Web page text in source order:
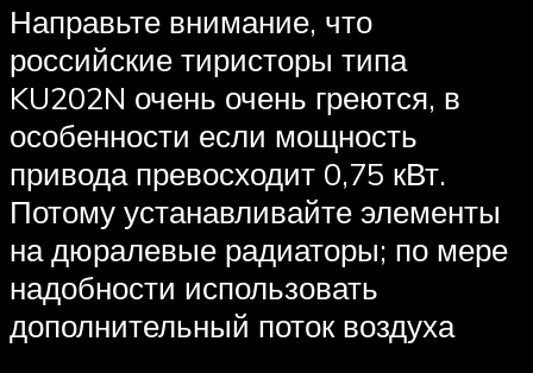
Направьте внимание, что
российские тиристоры типа
KU202N очень очень греются, в
особенности если мощность
привода превосходит 0,75 кВт.
Потому устанавливайте элементы
на дюралевые радиаторы; по мере
надобности использовать
дополнительный поток воздуха